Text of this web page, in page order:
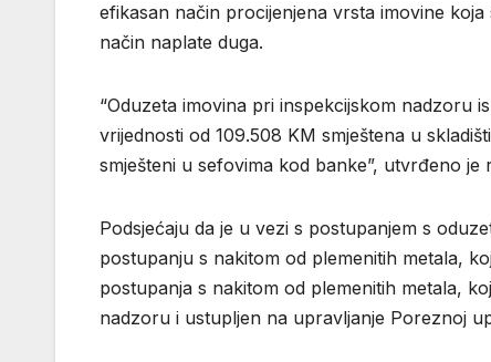
efikasan način procijenjena vrsta imovine
način naplate duga.
“Oduzeta imovina pri inspekcijskom nadzoru
vrijednosti od 109.508 KM smještena u
smješteni u sefovima kod banke”, utvrđeno je
Podsjećaju da je u vezi s postupanjem s
postupanju s nakitom od plemenitih metala,
postupanja s nakitom od plemenitih metala,
nadzoru i ustupljen na upravljanje Poreznoj